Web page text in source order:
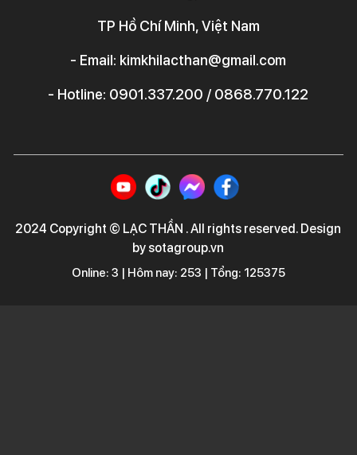
TP Hồ Chí Minh, Việt Nam
- Email: kimkhilacthan@gmail.com
- Hotline: 0901.337.200 / 0868.770.122
2024 Copyright © LẠC THẦN . All rights reserved. Design
by sotagroup.vn
Online: 3 | Hôm nay: 253 | Tổng: 125375